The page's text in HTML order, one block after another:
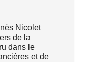
Nicolet
de la
dans le
et de